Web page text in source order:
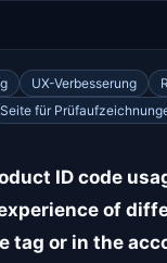
UX-Verbesserung
Seite für
ID code
of
tag or in the